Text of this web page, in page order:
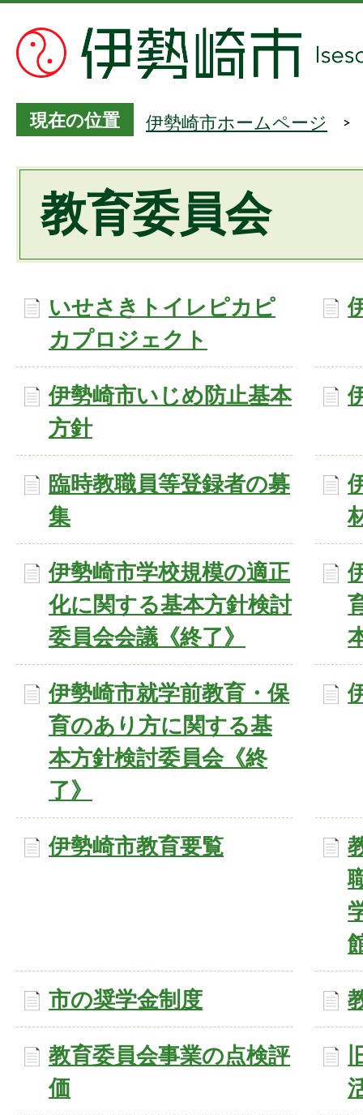
現在の位置 伊勢崎市ホームページ
教育委員会
いせさきトイレピカピ
カプロジェクト
伊勢崎市いじめ防止基本
方針
臨時教職員等登録者の募
集
伊勢崎市学校規模の適正
化に関する基本方針検討
委員会会議《終了》
伊勢崎市就学前教育・保
育のあり方に関する基
本方針検討委員会《終
了》
伊勢崎市教育要覧
市の奨学金制度
教育委員会事業の点検評
価